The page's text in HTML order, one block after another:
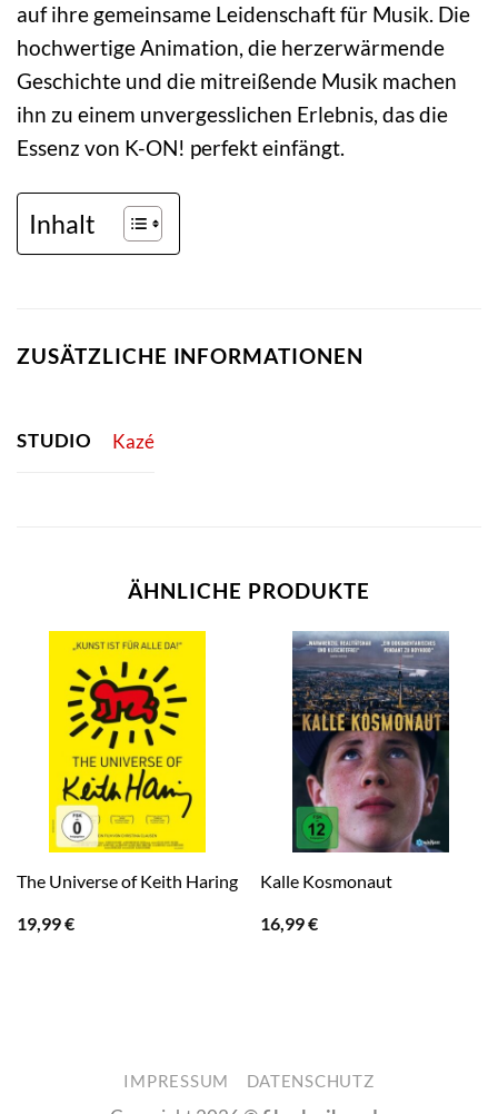
auf ihre gemeinsame Leidenschaft für Musik. Die
hochwertige Animation, die herzerwärmende
Geschichte und die mitreißende Musik machen
ihn zu einem unvergesslichen Erlebnis, das die
Essenz von K-ON! perfekt einfängt.
Inhalt
ZUSÄTZLICHE INFORMATIONEN
STUDIO Kazé
ÄHNLICHE PRODUKTE
The Universe of Keith Haring
19,99€
Kalle Kosmonaut
16,99€
IMPRESSUM DATENSCHUTZ